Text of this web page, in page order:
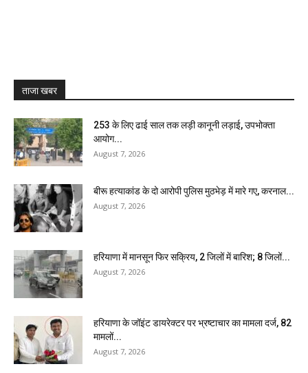
ताजा खबर
₹253 के लिए ढाई साल तक लड़ी कानूनी लड़ाई, उपभोक्ता
आयोग...
August 7, 2026
बीरू हत्याकांड के दो आरोपी पुलिस मुठभेड़ में मारे गए, करनाल...
August 7, 2026
हरियाणा में मानसून फिर सक्रिय, 2 जिलों में बारिश; 8 जिलों...
August 7, 2026
हरियाणा के जॉइंट डायरेक्टर पर भ्रष्टाचार का मामला दर्ज, 82
मामलों...
August 7, 2026